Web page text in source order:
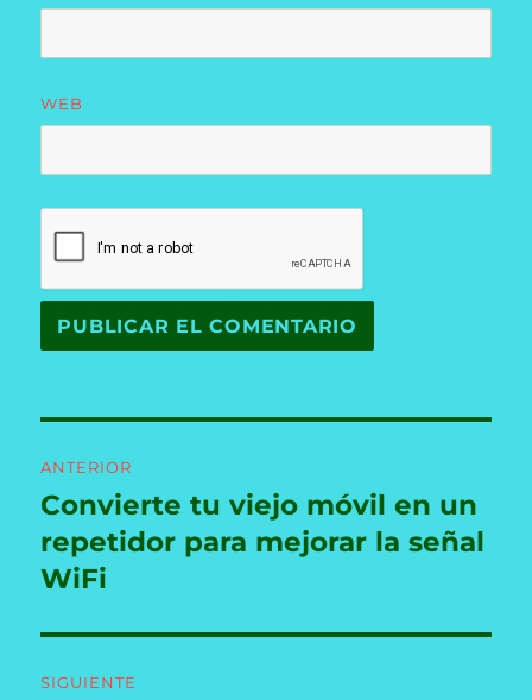
WEB
de
entradas
ANTERIOR
Entrada
anterior:
Convierte tu viejo móvil en un
repetidor para mejorar la señal
WiFi
SIGUIENTE